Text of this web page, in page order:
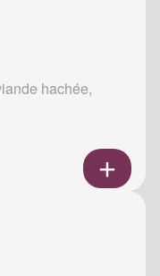
hachée,